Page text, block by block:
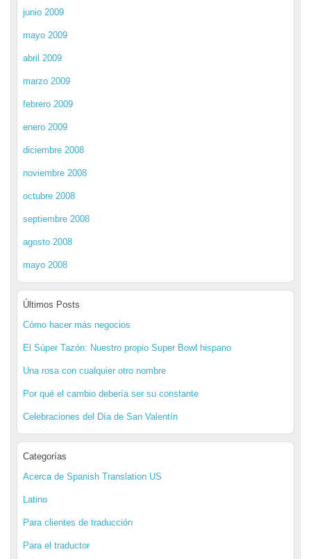
junio 2009
mayo 2009
abril 2009
marzo 2009
febrero 2009
enero 2009
diciembre 2008
noviembre 2008
octubre 2008
septiembre 2008
agosto 2008
mayo 2008
Últimos Posts
Cómo hacer más negocios
El Súper Tazón: Nuestro propio Super Bowl hispano
Una rosa con cualquier otro nombre
Por qué el cambio debería ser su constante
Celebraciones del Día de San Valentín
Categorías
Acerca de Spanish Translation US
Latino
Para clientes de traducción
Para el traductor